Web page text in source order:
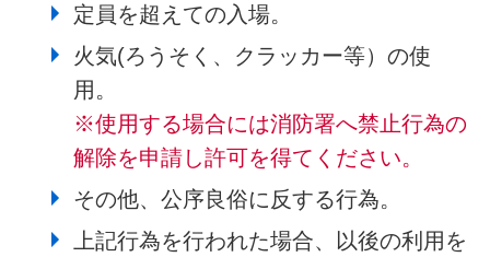
定員を超えての入場。
火気(ろうそく、クラッカー等）の使
用。
※使用する場合には消防署へ禁止行為の
解除を申請し許可を得てください。
その他、公序良俗に反する行為。
上記行為を行われた場合、以後の利用を